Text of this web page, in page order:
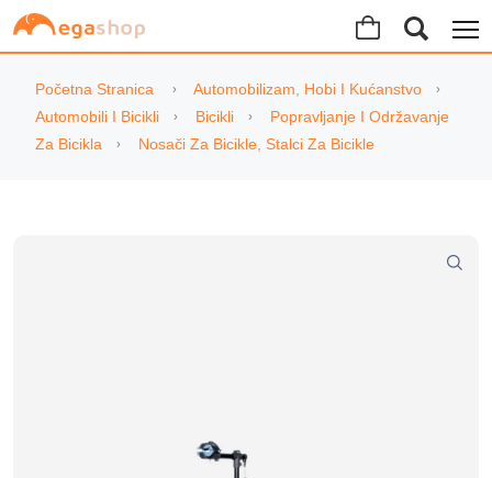
Početna Stranica
Automobilizam, Hobi I Kućanstvo
Automobili I Bicikli
Bicikli
Popravljanje I Održavanje
Za Bicikla
Nosači Za Bicikle, Stalci Za Bicikle